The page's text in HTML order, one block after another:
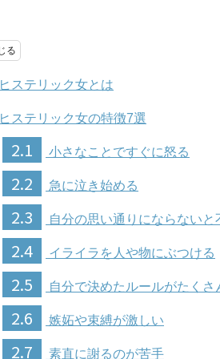
ヒステリック女とは
ヒステリック女の特徴7選
2.1 小さなことですぐに怒る
2.2 急に泣き始める
2.3 自分の思い通りにならないと
2.4 イライラを人や物にぶつける
2.5 自分で決めたルールがたくさ
2.6 嫉妬や束縛が激しい
2.7 素直に謝るのが苦手